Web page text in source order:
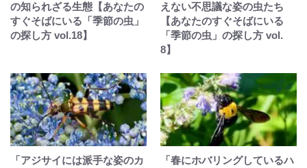
の知られざる生態【あなたの
すぐそばにいる「季節の虫」
の探し方 vol.18】
えない不思議な姿の虫たち
【あなたのすぐそばにいる
「季節の虫」の探し方 vol.
8】
「アジサイには派手な姿のカ
「春にホバリングしているハ